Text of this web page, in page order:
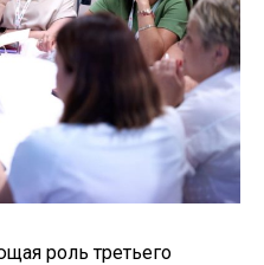
роль третьего